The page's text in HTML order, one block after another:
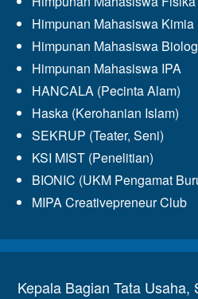
Himpunan Mahasiswa Kimia
Himpunan Mahasiswa
Himpunan Mahasiswa IPA
HANCALA (Pecinta Alam)
Haska (Kerohanian Islam)
SEKRUP (Teater, Seni)
KSI MIST (Penelitian)
BIONIC (UKM Pengamat
MIPA Creativepreneur Club
Kepala Bagian Tata Usaha,